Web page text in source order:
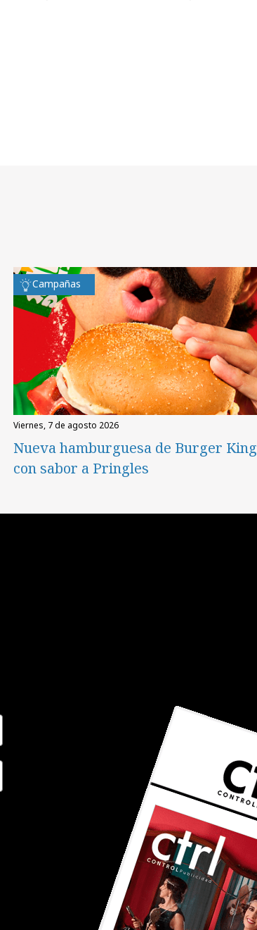
Campañas
viernes, 7 de agosto 2026
Nueva hamburguesa de Burger King
con sabor a Pringles